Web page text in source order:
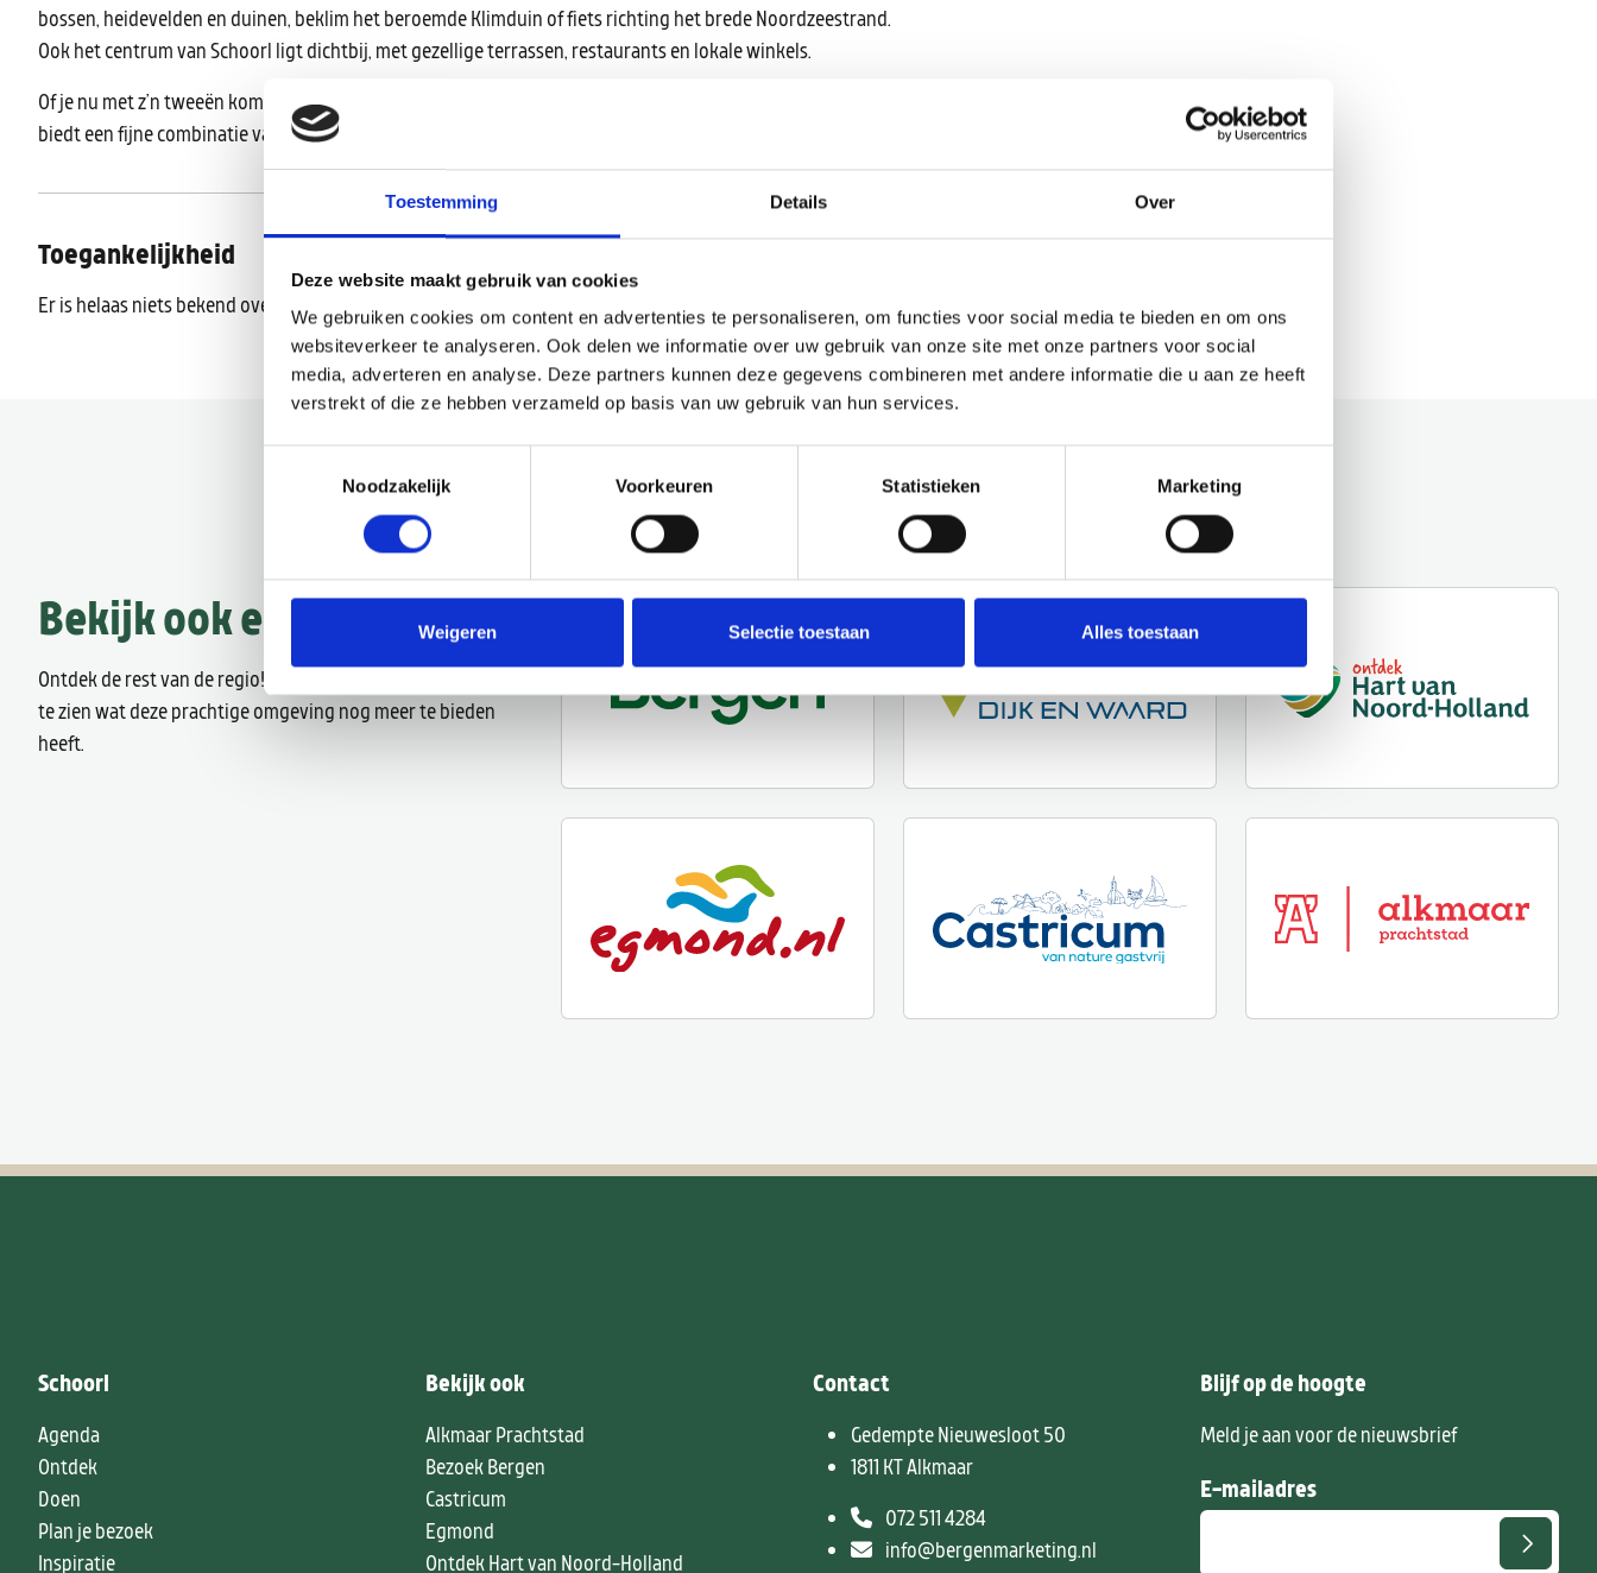
Toestemming Details Over
Deze website maakt gebruik van cookies
We gebruiken cookies om content en advertenties te personaliseren, om functies voor social media te bieden en om ons
websiteverkeer te analyseren. Ook delen we informatie over uw gebruik van onze site met onze partners voor social
media, adverteren en analyse. Deze partners kunnen deze gegevens combineren met andere informatie die u aan ze heeft
verstrekt of die ze hebben verzameld op basis van uw gebruik van hun services.
Noodzakelijk
Voorkeuren Statistieken Marketing
Weigeren Selectie toestaan Alles toestaan
bossen, heidevelden en duinen, beklim het beroemde Klimduin of fiets richting het brede Noordzeestrand.
Ook het centrum van Schoorl ligt dichtbij, met gezellige terrassen, restaurants en lokale winkels.
Of je nu met z’n tweeën komt, met familie op vakantie gaat of samen met vrienden verblijft: Park Weideduyn
biedt een fijne combinatie van rust, comfort en natuur op een prachtige plek in Schoorl.
Toegankelijkheid
Er is helaas niets bekend over de toegankelijkheid.
Bekijk ook eens
Ontdek de rest van de regio! Bekijk de andere websites om
te zien wat deze prachtige omgeving nog meer te bieden
heeft.
Schoorl
Agenda
Ontdek
Doen
Plan je bezoek
Inspiratie
Bekijk ook
Alkmaar Prachtstad
Bezoek Bergen
Castricum
Egmond
Ontdek Hart van Noord-Holland
Contact
Gedempte Nieuwesloot 50
1811 KT Alkmaar
072 511 4284
info@bergenmarketing.nl
Blijf op de hoogte
Meld je aan voor de nieuwsbrief
E-mailadres